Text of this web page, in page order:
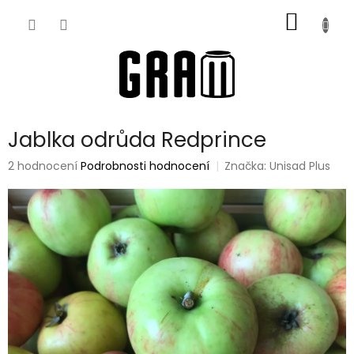
KOŠÍK
Jablka odrůda Redprince
Průměrné
produktu
je
5,0
z
5
hvězdiček.
2 hodnocení Podrobnosti hodnocení Značka:Unisad Plus